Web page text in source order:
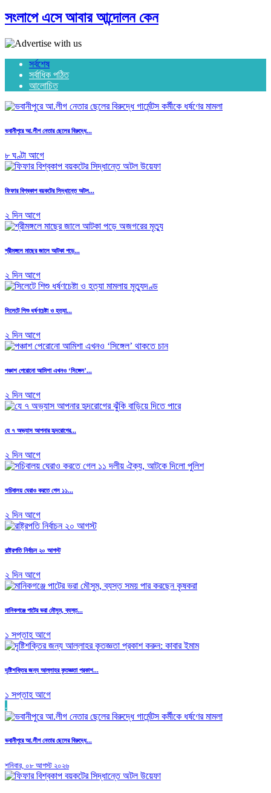
সংলাপে এসে আবার আন্দোলন কেন
সর্বশেষ
সর্বাধিক পঠিত
আলোচিত
ভবানীপুরে আ.লীগ নেতার ছেলের বিরুদ্ধে...
৮ ঘণ্টা আগে
ফিফার বিশ্বকাপ বয়কটের সিদ্ধান্তে অটল...
২ দিন আগে
শ্রীমঙ্গলে মাছের জালে আটকা পড়ে...
২ দিন আগে
সিলেটে শিশু ধর্ষণচেষ্টা ও হত্যা...
২ দিন আগে
পঞ্চাশ পেরোনো আমিশা এখনও ‘সিঙ্গেল’...
২ দিন আগে
যে ৭ অভ্যাস আপনার হৃদরোগের...
২ দিন আগে
সচিবালয় ঘেরাও করতে গেল ১১...
২ দিন আগে
রাষ্ট্রপতি নির্বাচন ২০ আগস্ট
২ দিন আগে
মানিকগঞ্জে পাটের ভরা মৌসুম, ব্যস্ত...
১ সপ্তাহ আগে
দৃষ্টিশক্তির জন্য আল্লাহর কৃতজ্ঞতা প্রকাশ...
১ সপ্তাহ আগে
.
ভবানীপুরে আ.লীগ নেতার ছেলের বিরুদ্ধে...
শনিবার, ০৮ আগস্ট ২০২৬